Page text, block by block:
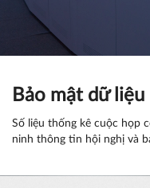
Bảo mật dữ liệu
Số liệu thống kê cuộc họp
ninh thông tin hội nghị và